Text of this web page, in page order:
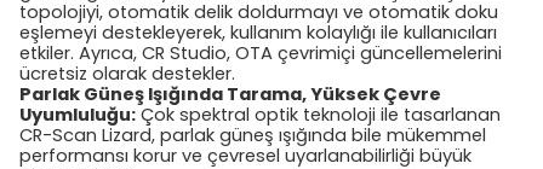
topolojiyi, otomatik delik doldurmayı ve otomatik doku
eşlemeyi destekleyerek, kullanım kolaylığı ile kullanıcıları
etkiler. Ayrıca, CR Studio, OTA çevrimiçi güncellemelerini
ücretsiz olarak destekler.
Parlak Güneş Işığında Tarama, Yüksek Çevre
Uyumluluğu: Çok spektral optik teknoloji ile tasarlanan
CR-Scan Lizard, parlak güneş ışığında bile mükemmel
performansı korur ve çevresel uyarlanabilirliği büyük